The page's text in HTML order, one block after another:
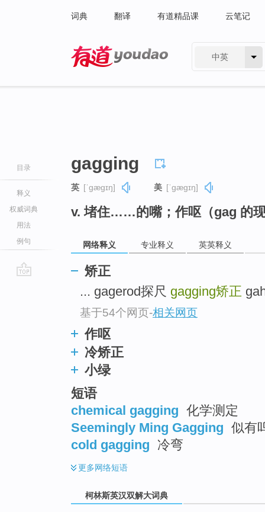
词典 翻译 有道精品课 云笔记
中英
目录
释义
权威词典
用法
例句
gagging
英 [ˈɡæɡɪŋ] 美 [ˈɡæɡɪŋ]
v. 堵住……的嘴；作呕（gag 的
网络释义 专业释义 英英释义
矫正
... gagerod探尺 gagging矫正
基于54个网页-相关网页
作呕
冷矫正
小绿
短语
chemical gagging 化学测定
Seemingly Ming Gagging 似有
cold gagging 冷弯
更多网络短语
柯林斯英汉双解大词典